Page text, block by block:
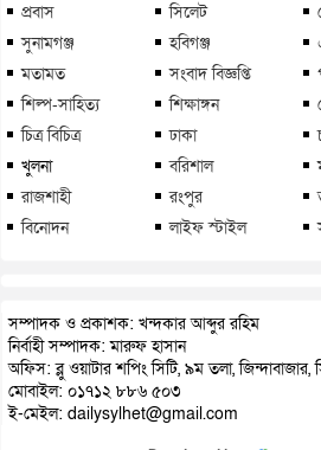
প্রবাস
সিলেট
সুনামগঞ্জ
হবিগঞ্জ
মতামত
সংবাদ বিজ্ঞপ্তি
শিল্প-সাহিত্য
শিক্ষাঙ্গন
চিত্র বিচিত্র
ঢাকা
খুলনা
বরিশাল
রাজশাহী
রংপুর
বিনোদন
লাইফ স্টাইল
সম্পাদক ও প্রকাশক: খন্দকার আব্দুর রহিম
নির্বাহী সম্পাদক: মারুফ হাসান
অফিস: ব্লু ওয়াটার শপিং সিটি, ৯ম তলা, জিন্দাবাজার,
মোবাইল: ০১৭১২ ৮৮৬ ৫০৩
ই-মেইল: dailysylhet@gmail.com